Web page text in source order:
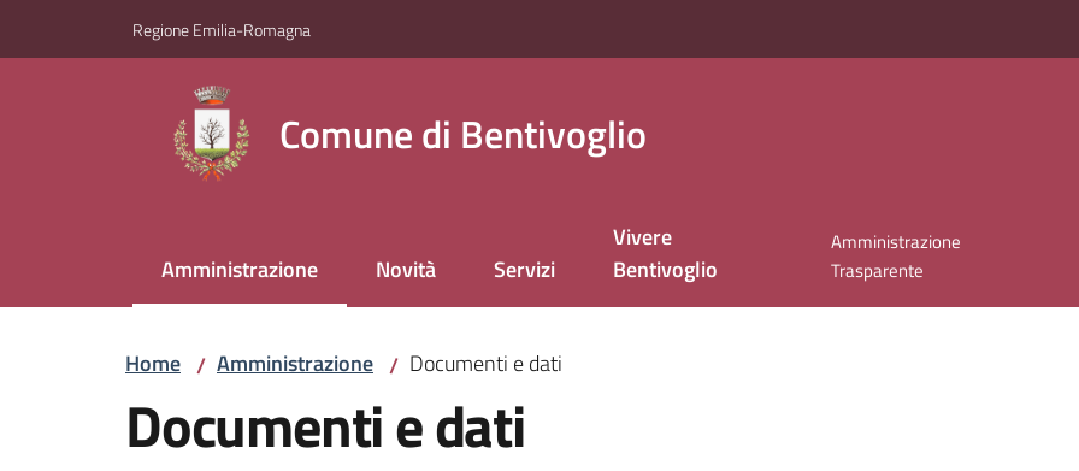
Regione Emilia-Romagna
Comune di Bentivoglio
Amministrazione
Menu selezionato Novità Servizi
Vivere
Bentivoglio
Amministrazione
Trasparente
Home / Amministrazione / Documenti e dati
Documenti e dati